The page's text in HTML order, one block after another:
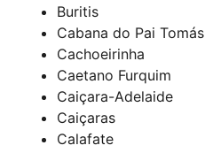
Buritis
Cabana do Pai Tomás
Cachoeirinha
Caetano Furquim
Caiçara-Adelaide
Caiçaras
Calafate